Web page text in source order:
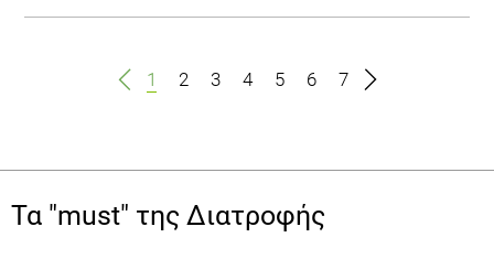
1 2 3 4 5 6 7
Τα "must" της Διατροφής